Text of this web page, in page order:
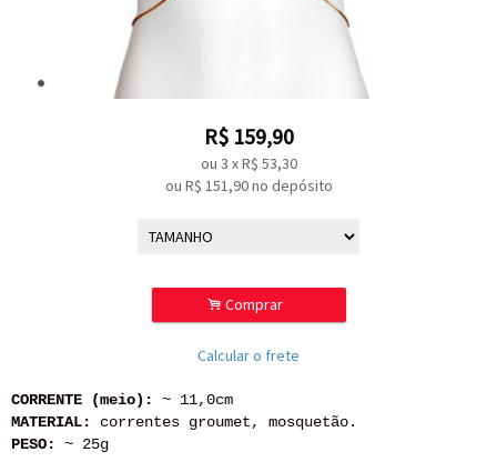
R$ 159,90
ou 3 xR$ 53,30
ou R$ 151,90no depósito
. Comprar
Calcular o frete
CORRENTE (meio): ~ 11,0cm
MATERIAL: correntes groumet, mosquetão.
PESO:
~ 25g